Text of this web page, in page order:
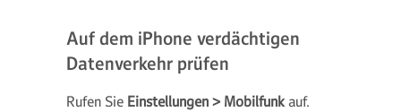
Auf dem iPhone verdächtigen
Datenverkehr prüfen
Rufen Sie Einstellungen > Mobilfunk auf.